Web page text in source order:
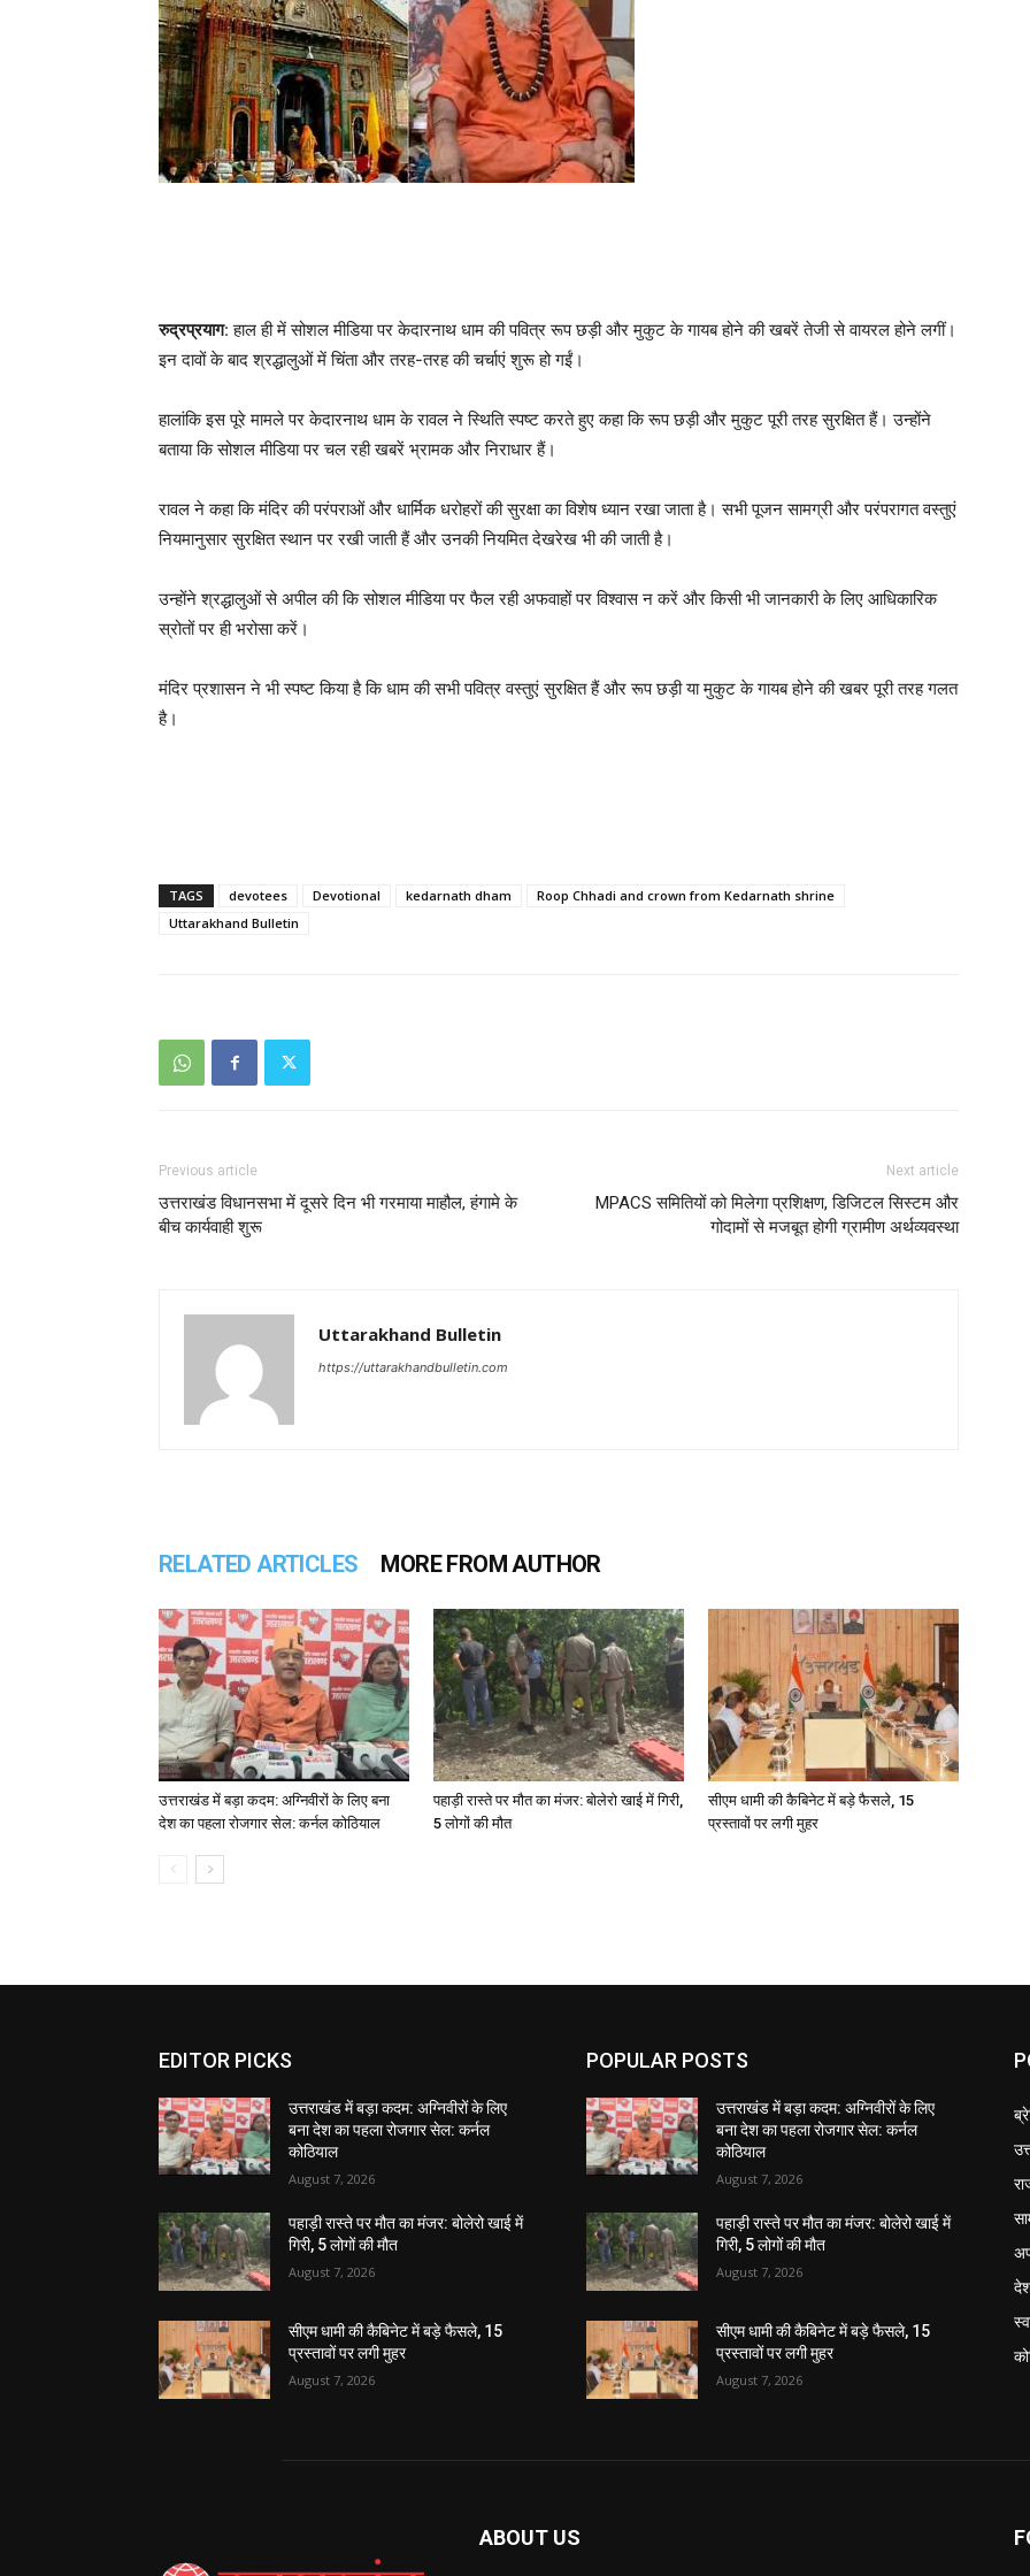
रुद्रप्रयाग: हाल ही में सोशल मीडिया पर केदारनाथ धाम की पवित्र रूप छड़ी और मुकुट के गायब होने की खबरें तेजी से वायरल होने लगीं।
इन दावों के बाद श्रद्धालुओं में चिंता और तरह-तरह की चर्चाएं शुरू हो गईं।
हालांकि इस पूरे मामले पर केदारनाथ धाम के रावल ने स्थिति स्पष्ट करते हुए कहा कि रूप छड़ी और मुकुट पूरी तरह सुरक्षित हैं। उन्होंने
बताया कि सोशल मीडिया पर चल रही खबरें भ्रामक और निराधार हैं।
रावल ने कहा कि मंदिर की परंपराओं और धार्मिक धरोहरों की सुरक्षा का विशेष ध्यान रखा जाता है। सभी पूजन सामग्री और परंपरागत वस्तुएं
नियमानुसार सुरक्षित स्थान पर रखी जाती हैं और उनकी नियमित देखरेख भी की जाती है।
उन्होंने श्रद्धालुओं से अपील की कि सोशल मीडिया पर फैल रही अफवाहों पर विश्वास न करें और किसी भी जानकारी के लिए आधिकारिक
स्रोतों पर ही भरोसा करें।
मंदिर प्रशासन ने भी स्पष्ट किया है कि धाम की सभी पवित्र वस्तुएं सुरक्षित हैं और रूप छड़ी या मुकुट के गायब होने की खबर पूरी तरह गलत
है।
TAGS devotees Devotional kedarnath dham
Roop Chhadi and crown from Kedarnath shrine
Uttarakhand Bulletin
Previous article
उत्तराखंड विधानसभा में दूसरे दिन भी गरमाया माहौल, हंगामे के
बीच कार्यवाही शुरू
Next article
MPACS समितियों को मिलेगा प्रशिक्षण, डिजिटल सिस्टम और
गोदामों से मजबूत होगी ग्रामीण अर्थव्यवस्था
Uttarakhand Bulletin
https://uttarakhandbulletin.com
RELATED ARTICLES MORE FROM AUTHOR
उत्तराखंड में बड़ा कदम: अग्निवीरों के लिए बना
देश का पहला रोजगार सेल: कर्नल कोठियाल
पहाड़ी रास्ते पर मौत का मंजर: बोलेरो खाई में गिरी,
5 लोगों की मौत
सीएम धामी की कैबिनेट में बड़े फैसले, 15
प्रस्तावों पर लगी मुहर
EDITOR PICKS
उत्तराखंड में बड़ा कदम: अग्निवीरों के लिए
बना देश का पहला रोजगार सेल: कर्नल
कोठियाल
August 7, 2026
पहाड़ी रास्ते पर मौत का मंजर: बोलेरो खाई में
गिरी, 5 लोगों की मौत
August 7, 2026
सीएम धामी की कैबिनेट में बड़े फैसले, 15
प्रस्तावों पर लगी मुहर
August 7, 2026
POPULAR POSTS
उत्तराखंड में बड़ा कदम: अग्निवीरों के लिए
बना देश का पहला रोजगार सेल: कर्नल
कोठियाल
August 7, 2026
पहाड़ी रास्ते पर मौत का मंजर: बोलेरो खाई में
गिरी, 5 लोगों की मौत
August 7, 2026
सीएम धामी की कैबिनेट में बड़े फैसले, 15
प्रस्तावों पर लगी मुहर
August 7, 2026
ABOUT US